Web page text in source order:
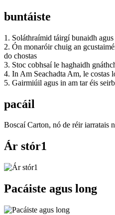
buntáiste
1. Soláthraímid táirgí bunaidh
2. Ón monaróir chuig an
do chostas
3. Stoc cobhsaí le haghaidh
4. In Am Seachadta Am, le costas
5. Gairmiúil agus in am tar éis
pacáil
Boscaí Carton, nó de réir iarratais
Ár stór1
Pacáiste agus long